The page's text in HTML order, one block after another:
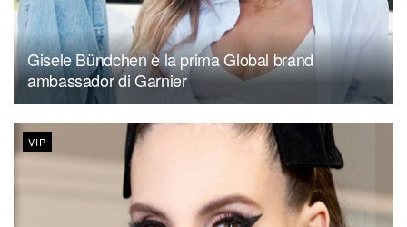
Gisele Bündchen è la prima Global brand
ambassador di Garnier
VIP